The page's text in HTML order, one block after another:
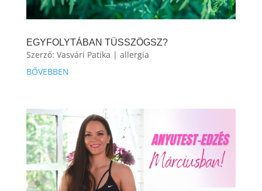
EGYFOLYTÁBAN TÜSSZÖGSZ?
Szerző: Vasvári Patika | allergia
BŐVEBBEN